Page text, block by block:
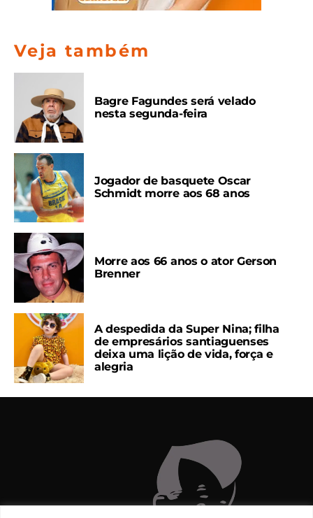
Veja também
Bagre Fagundes será velado
nesta segunda-feira
Jogador de basquete Oscar
Schmidt morre aos 68 anos
Morre aos 66 anos o ator Gerson
Brenner
A despedida da Super Nina; filha
de empresários santiaguenses
deixa uma lição de vida, força e
alegria